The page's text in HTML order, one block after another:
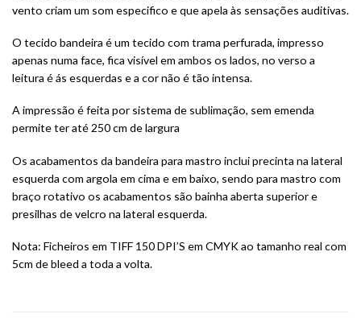
vento criam um som especifico e que apela às sensações auditivas.
O tecido bandeira é um tecido com trama perfurada, impresso
apenas numa face, fica visível em ambos os lados, no verso a
leitura é ás esquerdas e a cor não é tão intensa.
A impressão é feita por sistema de sublimação, sem emenda
permite ter até 250 cm de largura
Os acabamentos da bandeira para mastro inclui precinta na lateral
esquerda com argola em cima e em baixo, sendo para mastro com
braço rotativo os acabamentos são bainha aberta superior e
presilhas de velcro na lateral esquerda.
Nota: Ficheiros em TIFF 150 DPI’S em CMYK ao tamanho real com
5cm de bleed a toda a volta.